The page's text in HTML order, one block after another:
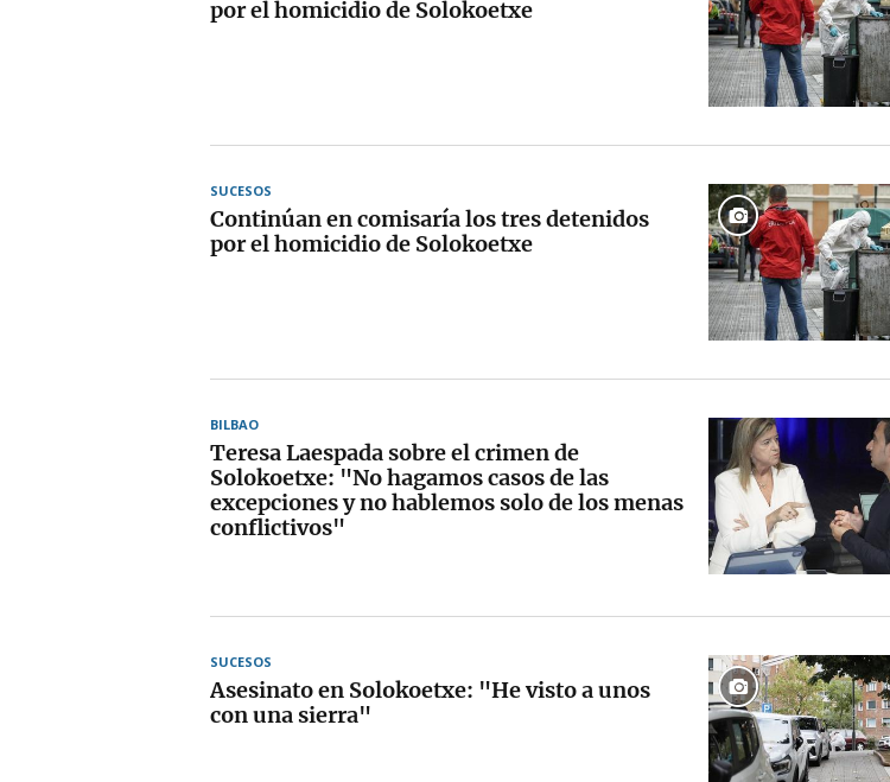
por el homicidio de Solokoetxe
SUCESOS
Continúan en comisaría los tres detenidos
por el homicidio de Solokoetxe
BILBAO
Teresa Laespada sobre el crimen de
Solokoetxe: "No hagamos casos de las
excepciones y no hablemos solo de los menas
conflictivos"
SUCESOS
Asesinato en Solokoetxe: "He visto a unos
con una sierra"